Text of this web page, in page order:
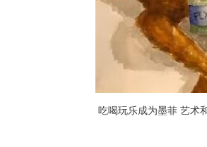
吃喝玩乐成为墨菲 艺术